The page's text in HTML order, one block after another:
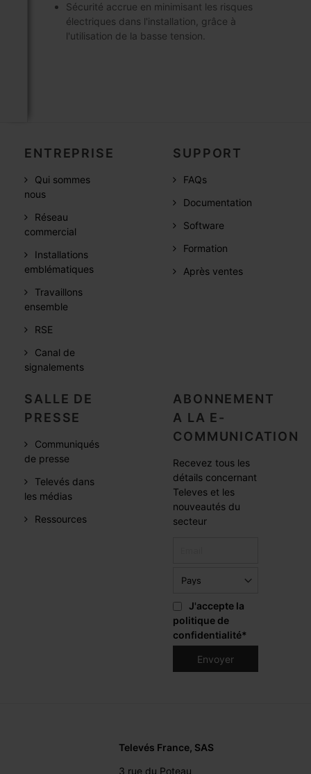
Sécurité accrue en minimisant les risques
électriques dans l'installation, grâce à
l'utilisation de la basse tension.
ENTREPRISE
Qui sommes
nous
Réseau
commercial
Installations
emblématiques
Travaillons
ensemble
RSE
Canal de
signalements
SUPPORT
FAQs
Documentation
Software
Formation
Après ventes
SALLE DE
PRESSE
Communiqués
de presse
Televés dans
les médias
Ressources
ABONNEMENT
A LA E-
COMMUNICATION
Recevez tous les
détails concernant
Televes et les
nouveautés du
secteur
J'accepte la
politique de
confidentialité*
Televés France, SAS
3 rue du Poteau